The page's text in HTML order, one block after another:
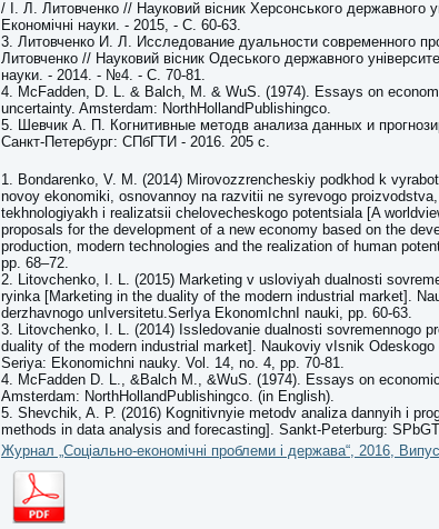
/ І. Л. Литовченко // Науковий вісник Херсонського державного
Економічні науки. - 2015, - С. 60-63.
3. Литовченко И. Л. Исследование дуальности современного
Литовченко // Науковий вісник Одеського державного
науки. - 2014. - №4. - С. 70-81.
4. McFadden, D. L. & Balch, M. & WuS. (1974). Essays on
uncertainty. Amsterdam: NorthHollandPublishingco.
5. Шевчик А. П. Когнитивные методв анализа данных и
Санкт-Петербург: СПбГТИ - 2016. 205 с.
1. Bondarenko, V. M. (2014) Mirovozzrencheskiy podkhod k
novoy ekonomiki, osnovannoy na razvitii ne syrevogo
tekhnologiyakh i realizatsii chelovecheskogo potentsiala [A
proposals for the development of a new economy based on the
production, modern technologies and the realization of human
pp. 68–72.
2. Litovchenko, I. L. (2015) Marketing v usloviyah dualnosti
ryinka [Marketing in the duality of the modern industrial market].
derzhavnogo unIversitetu.SerIya EkonomIchnI nauki, pp. 60-63.
3. Litovchenko, I. L. (2014) Issledovanie dualnosti sovremennogo
duality of the modern industrial market]. Naukoviy vIsnik
Seriya: Ekonomichni nauky. Vol. 14, no. 4, pp. 70-81.
4. McFadden D. L., &Balch M., &WuS. (1974). Essays on
Amsterdam: NorthHollandPublishingco. (in English).
5. Shevchik, A. P. (2016) Kognitivnyie metodv analiza dannyih i
methods in data analysis and forecasting]. Sankt-Peterburg:
Журнал „Соціально-економічні проблеми і держава“, 2016,